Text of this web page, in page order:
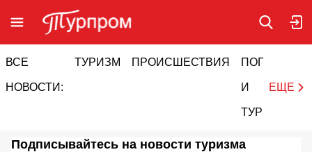
ВСЕ
НОВОСТИ:
ТУРИЗМ ПРОИСШЕСТВИЯ ПОГОДА
И
ТУРИЗМ
ЕЩЕ
Подписывайтесь на новости туризма